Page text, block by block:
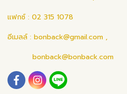
แฟกซ์ : 02 315 1078
อีเมลล์ : bonback@gmail.com ,
bonback@bonback.com